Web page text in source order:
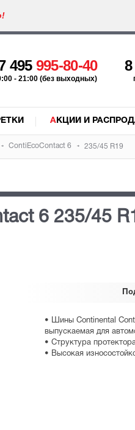
495 995-80-40
- 21:00 (без выходных)
АКЦИИ И
ContiEcoContact 6 235/45 R19
6 235/45
• Шины Continental
выпускаемая для
• Структура
• Высокая